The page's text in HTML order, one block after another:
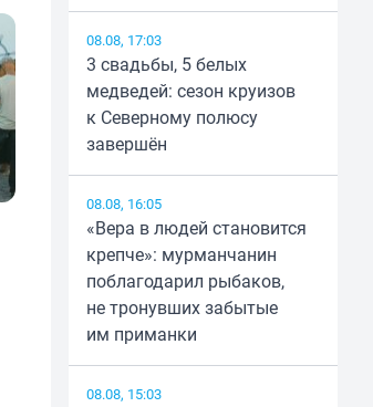
08.08, 17:03
3 свадьбы, 5 белых
медведей: сезон круизов
к Северному полюсу
завершён
08.08, 16:05
«Вера в людей становится
крепче»: мурманчанин
поблагодарил рыбаков,
не тронувших забытые
им приманки
08.08, 15:03